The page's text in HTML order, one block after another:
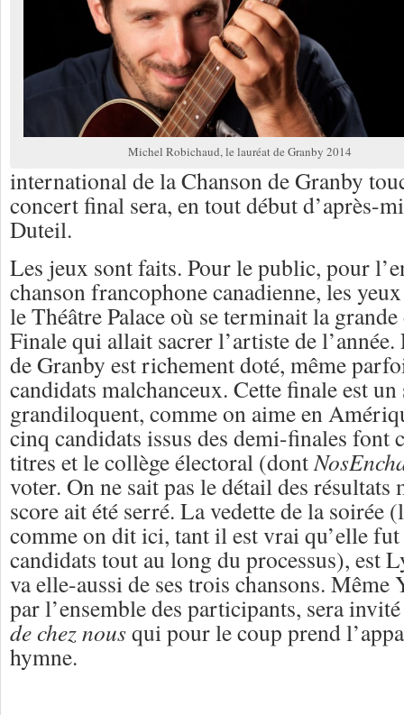
Michel Robichaud, le lauréat de Granby 2014
international de la Chanson de Granby
concert final sera, en tout début d’après-
Duteil.
Les jeux sont faits. Pour le public, pour
chanson francophone canadienne, les
le Théâtre Palace où se terminait la
Finale qui allait sacrer l’artiste de
de Granby est richement doté, même
candidats malchanceux. Cette finale est un
grandiloquent, comme on aime en
cinq candidats issus des demi-finales font
titres et le collège électoral (dont
voter. On ne sait pas le détail des résultats
score ait été serré. La vedette de la
comme on dit ici, tant il est vrai qu’elle fut
candidats tout au long du processus), est
va elle-aussi de ses trois chansons.
par l’ensemble des participants, sera
de chez nousqui pour le coup prend
hymne.